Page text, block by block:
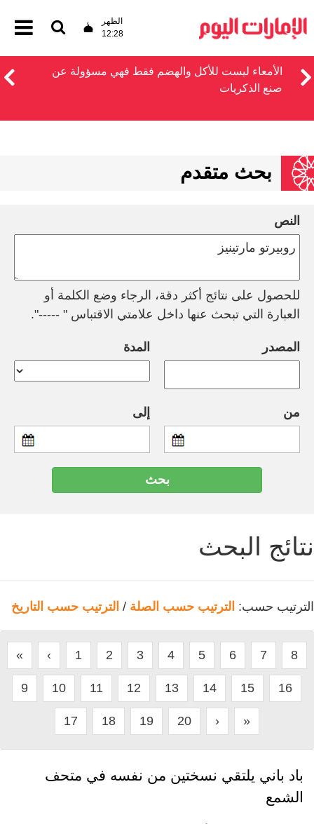
الظهر
12:28
الأمعاء ليست للأكل والهضم فقط فهي مسؤولة عن
صنع الذكريات
بحث متقدم
النص
للحصول على نتائج أكثر دقة، الرجاء وضع الكلمة أو
العبارة التي تبحث عنها داخل علامتي الاقتباس " -----".
المصدر المدة
من إلى
نتائج البحث
الترتيب حسب: الترتيب حسب الصلة / الترتيب حسب التاريخ
« ‹ 1 2 3 4 5 6 7 8
9 10 11 12 13 14 15 16
17 18 19 20 › »
باد باني يلتقي نسختين من نفسه في متحف
الشمع